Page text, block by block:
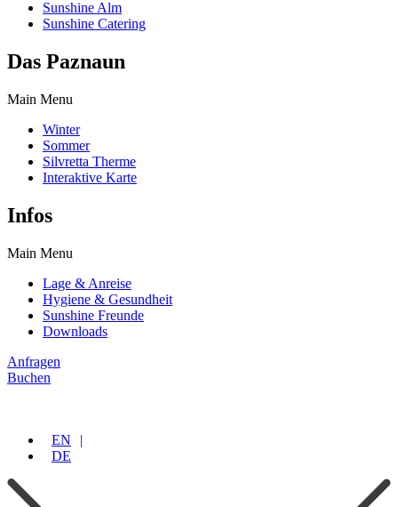
Sunshine Alm
Sunshine Catering
Das Paznaun
Main Menu
Winter
Sommer
Silvretta Therme
Interaktive Karte
Infos
Main Menu
Lage & Anreise
Hygiene & Gesundheit
Sunshine Freunde
Downloads
Anfragen
Buchen
EN
DE